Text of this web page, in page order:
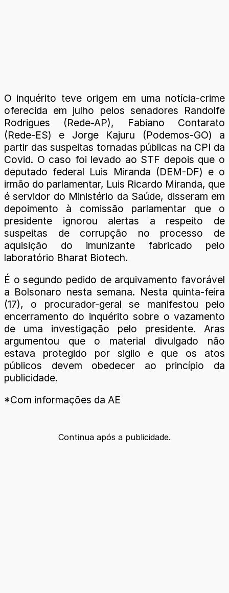
O inquérito teve origem em uma notícia-crime
oferecida em julho pelos senadores Randolfe
Rodrigues (Rede-AP), Fabiano Contarato
(Rede-ES) e Jorge Kajuru (Podemos-GO) a
partir das suspeitas tornadas públicas na CPI da
Covid. O caso foi levado ao STF depois que o
deputado federal Luis Miranda (DEM-DF) e o
irmão do parlamentar, Luis Ricardo Miranda, que
é servidor do Ministério da Saúde, disseram em
depoimento à comissão parlamentar que o
presidente ignorou alertas a respeito de
suspeitas de corrupção no processo de
aquisição do imunizante fabricado pelo
laboratório Bharat Biotech.
É o segundo pedido de arquivamento favorável
a Bolsonaro nesta semana. Nesta quinta-feira
(17), o procurador-geral se manifestou pelo
encerramento do inquérito sobre o vazamento
de uma investigação pelo presidente. Aras
argumentou que o material divulgado não
estava protegido por sigilo e que os atos
públicos devem obedecer ao princípio da
publicidade.
*Com informações da AE
Continua após a publicidade.